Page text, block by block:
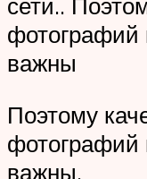
фотографий
важны
Поэтому
фотографий
важны.